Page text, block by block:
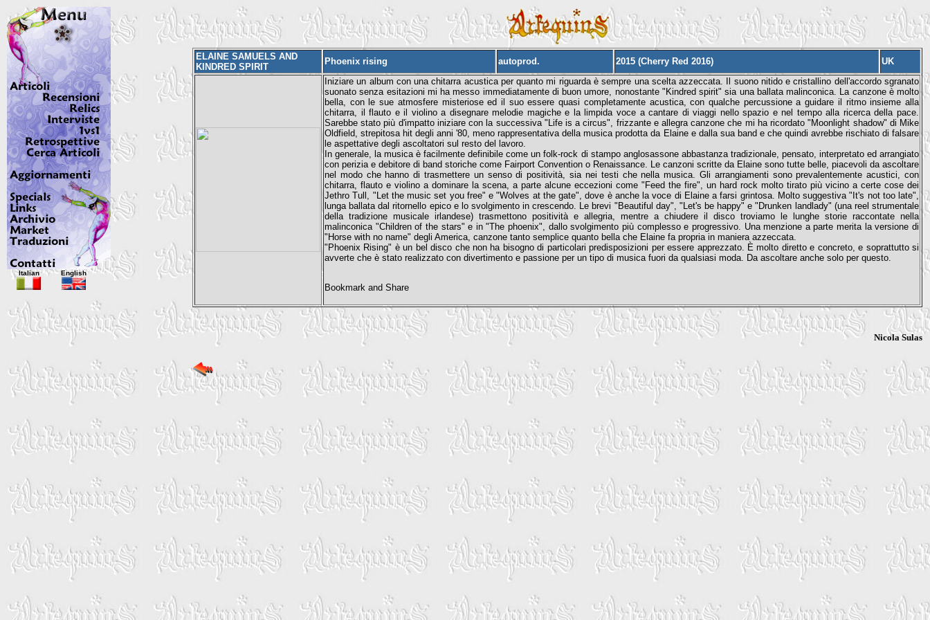
ELAINE SAMUELS AND
KINDRED SPIRIT
Phoenix rising autoprod. 2015 (Cherry Red 2016)
UK
Iniziare un album con una chitarra acustica per quanto mi riguarda è sempre una scelta azzeccata. Il suono nitido e cristallino dell'accordo sgranato
suonato senza esitazioni mi ha messo immediatamente di buon umore, nonostante "Kindred spirit" sia una ballata malinconica. La canzone è molto
bella, con le sue atmosfere misteriose ed il suo essere quasi completamente acustica, con qualche percussione a guidare il ritmo insieme alla
chitarra, il flauto e il violino a disegnare melodie magiche e la limpida voce a cantare di viaggi nello spazio e nel tempo alla ricerca della pace.
Sarebbe stato più d'impatto iniziare con la successiva "Life is a circus", frizzante e allegra canzone che mi ha ricordato "Moonlight shadow" di Mike
Oldfield, strepitosa hit degli anni '80, meno rappresentativa della musica prodotta da Elaine e dalla sua band e che quindi avrebbe rischiato di falsare
le aspettative degli ascoltatori sul resto del lavoro.
In generale, la musica è facilmente definibile come un folk-rock di stampo anglosassone abbastanza tradizionale, pensato, interpretato ed arrangiato
con perizia e debitore di band storiche come Fairport Convention o Renaissance. Le canzoni scritte da Elaine sono tutte belle, piacevoli da ascoltare
nel modo che hanno di trasmettere un senso di positività, sia nei testi che nella musica. Gli arrangiamenti sono prevalentemente acustici, con
chitarra, flauto e violino a dominare la scena, a parte alcune eccezioni come "Feed the fire", un hard rock molto tirato più vicino a certe cose dei
Jethro Tull, "Let the music set you free" e "Wolves at the gate", dove è anche la voce di Elaine a farsi grintosa. Molto suggestiva "It's not too late",
lunga ballata dal ritornello epico e lo svolgimento in crescendo. Le brevi "Beautiful day", "Let's be happy" e "Drunken landlady" (una reel strumentale
della tradizione musicale irlandese) trasmettono positività e allegria, mentre a chiudere il disco troviamo le lunghe storie raccontate nella
malinconica "Children of the stars" e in "The phoenix", dallo svolgimento più complesso e progressivo. Una menzione a parte merita la versione di
"Horse with no name" degli America, canzone tanto semplice quanto bella che Elaine fa propria in maniera azzeccata.
"Phoenix Rising" è un bel disco che non ha bisogno di particolari predisposizioni per essere apprezzato. È molto diretto e concreto, e soprattutto si
avverte che è stato realizzato con divertimento e passione per un tipo di musica fuori da qualsiasi moda. Da ascoltare anche solo per questo.
Nicola Sulas
Italian English